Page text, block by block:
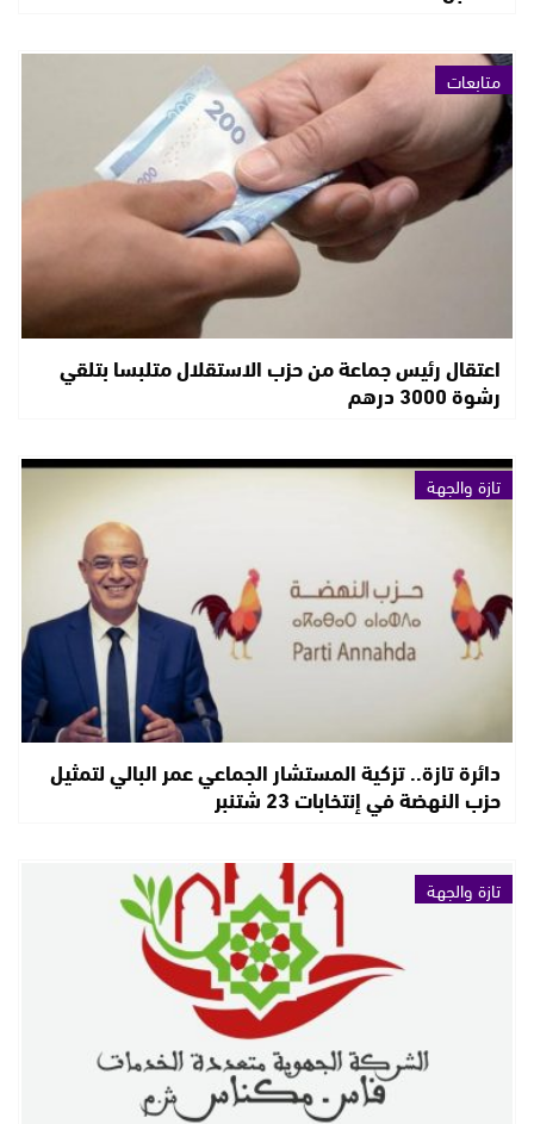
متابعات
اعتقال رئيس جماعة من حزب الاستقلال متلبسا بتلقي
رشوة 3000 درهم
تازة والجهة
دائرة تازة.. تزكية المستشار الجماعي عمر البالي لتمثيل
حزب النهضة في إنتخابات 23 شتنبر
تازة والجهة